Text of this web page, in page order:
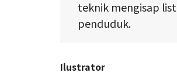
teknik mengisap
penduduk.
Ilustrator